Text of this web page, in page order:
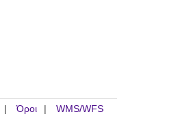
Όροι WMS/WFS